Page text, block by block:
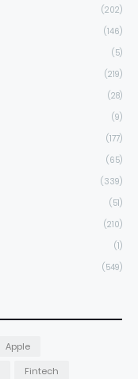
(202)
(146)
(5)
(219)
(28)
(9)
(177)
(65)
(339)
(51)
(210)
(1)
(549)
Apple
Fintech